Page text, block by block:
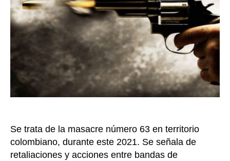
por
en
moto
Se trata de la masacre número 63 en territorio
colombiano, durante este 2021. Se señala de
retaliaciones y acciones entre bandas de